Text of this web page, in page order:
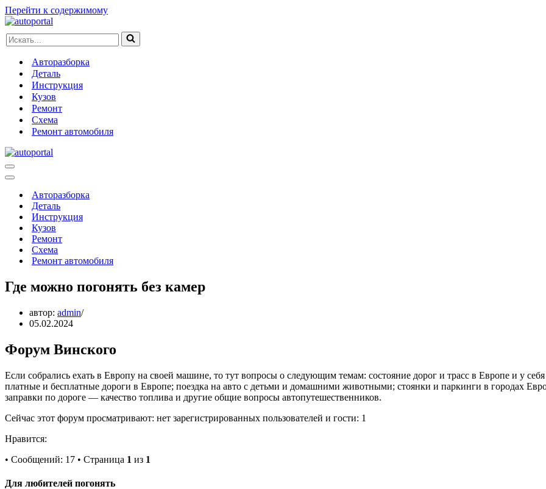
Перейти к содержимому
Искать...
Авторазборка
Деталь
Инструкция
Кузов
Ремонт
Схема
Ремонт автомобиля
Меню
навигации
Меню
навигацииАвторазборка
Деталь
Инструкция
Кузов
Ремонт
Схема
Ремонт автомобиля
Где можно погонять без камер
автор: admin
05.02.2024
Форум Винского
Если собрались ехать в Европу на своей машине, то тут вопросы о следующим темам: состояние дорог и трасс в Европе и у
платные и бесплатные дороги в Европе; поездка на авто с детьми и домашними животными; стоянки и паркинги в городах
заправки по дороге — качество топлива и другие общие вопросы автопутешественников.
Сейчас этот форум просматривают: нет зарегистрированных пользователей и гости: 1
Нравится:
• Сообщений: 17 • Страница 1 из 1
Для любителей погонять